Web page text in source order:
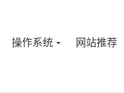
操作系统 网站推荐